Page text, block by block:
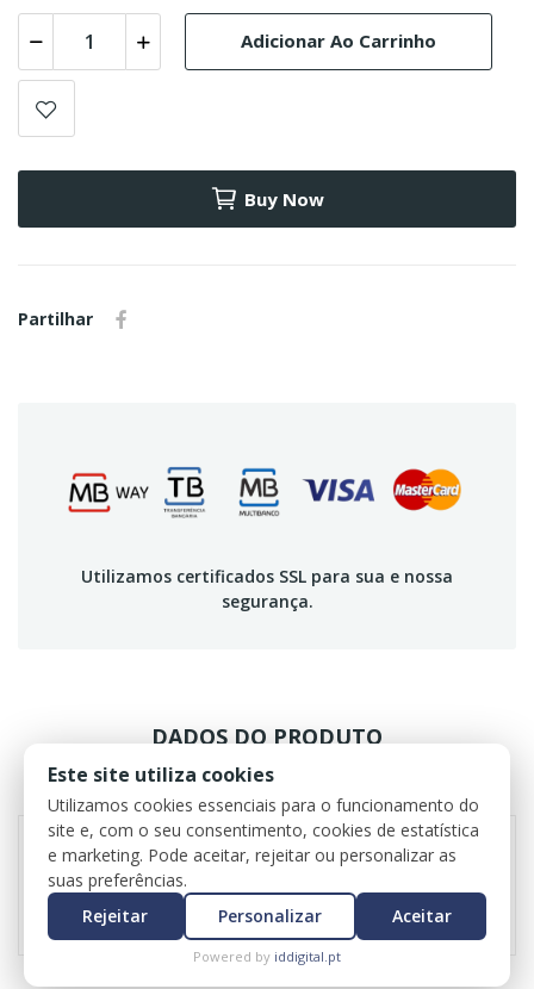
Adicionar Ao Carrinho
Buy Now
Partilhar
Utilizamos certificados SSL para sua e nossa
segurança.
DADOS DO PRODUTO
Referência 1088
Este site utiliza cookies
Utilizamos cookies essenciais para o funcionamento do
site e, com o seu consentimento, cookies de estatística
e marketing. Pode aceitar, rejeitar ou personalizar as
suas preferências.
Rejeitar
Personalizar Aceitar
Powered by iddigital.pt